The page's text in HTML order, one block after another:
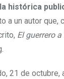
histórica
a un autor
El guerrero
21 de